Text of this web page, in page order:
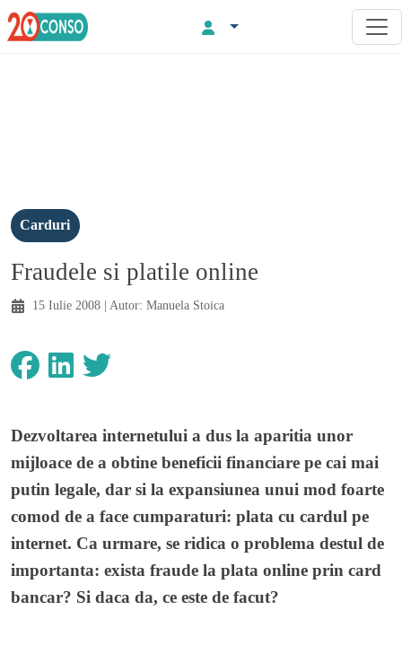
Carduri
Fraudele si platile online
15 Iulie 2008 | Autor: Manuela Stoica
Dezvoltarea internetului a dus la aparitia unor
mijloace de a obtine beneficii financiare pe cai mai
putin legale, dar si la expansiunea unui mod foarte
comod de a face cumparaturi: plata cu cardul pe
internet. Ca urmare, se ridica o problema destul de
importanta: exista fraude la plata online prin card
bancar? Si daca da, ce este de facut?